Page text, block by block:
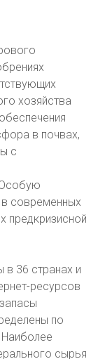
хозяйства
в почвах,
с
в современных
предкризисной
36 странах и
ресурсов
по
сырья